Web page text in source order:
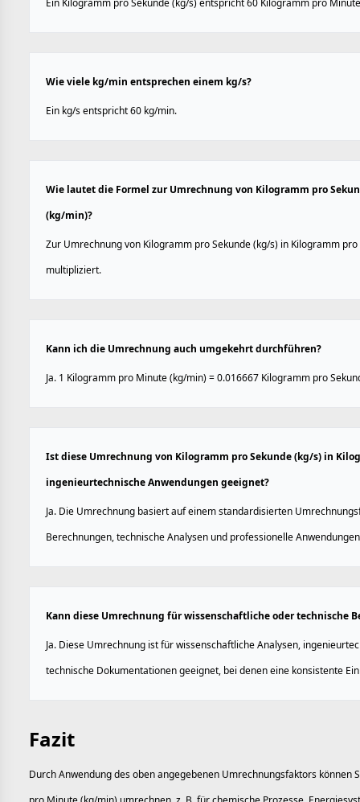
Ein Kilogramm pro Sekunde (kg/s) entspricht 60 Kilogramm pro
Wie viele kg/min entsprechen einem kg/s?
Ein kg/s entspricht 60 kg/min.
Wie lautet die Formel zur Umrechnung von Kilogramm pro
(kg/min)?
Zur Umrechnung von Kilogramm pro Sekunde (kg/s) in Kilogramm
multipliziert.
Kann ich die Umrechnung auch umgekehrt durchführen?
Ja. 1 Kilogramm pro Minute (kg/min) = 0.016667 Kilogramm pro
Ist diese Umrechnung von Kilogramm pro Sekunde (kg/s) in
ingenieurtechnische Anwendungen geeignet?
Ja. Die Umrechnung basiert auf einem standardisierten
Berechnungen, technische Analysen und professionelle
Kann diese Umrechnung für wissenschaftliche oder technische
Ja. Diese Umrechnung ist für wissenschaftliche Analysen,
technische Dokumentationen geeignet, bei denen eine konsistente
Fazit
Durch Anwendung des oben angegebenen Umrechnungsfaktors können